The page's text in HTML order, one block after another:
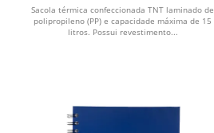
Sacola térmica confeccionada TNT laminado de
polipropileno (PP) e capacidade máxima de 15
litros. Possui revestimento...